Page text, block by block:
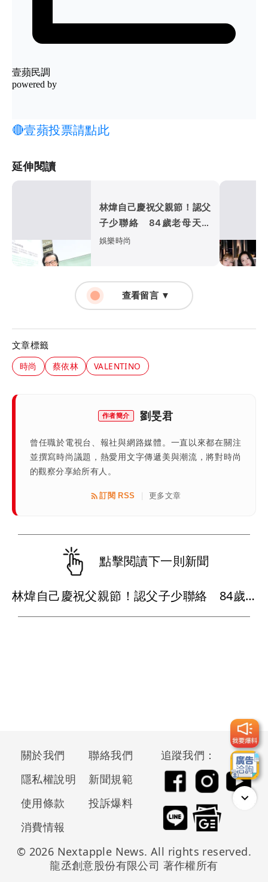
🔴壹蘋投票請點此
延伸閱讀
林煒自己慶祝父親節！認父
子少聯絡 84歲老母天天
Call女友
娛樂時尚
查看留言 ▼
文章標籤
時尚 蔡依林 VALENTINO
作者簡介 劉旻君
曾任職於電視台、報社與網路媒體。一直以來都在關注
並撰寫時尚議題，熱愛用文字傳遞美與潮流，將對時尚
的觀察分享給所有人。
訂閱 RSS 更多文章
點擊閱讀下一則新聞
林煒自己慶祝父親節！認父子少聯絡 84歲老母天天Call女友
關於我們
聯絡我們
隱私權說明
新聞規範
使用條款
投訴爆料
消費情報
追蹤我們：
© 2026 Nextapple News. All rights reserved.
龍丞創意股份有限公司 著作權所有